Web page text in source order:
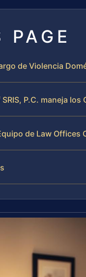
PAGE
de Violencia
P.C. maneja
de Law Offices